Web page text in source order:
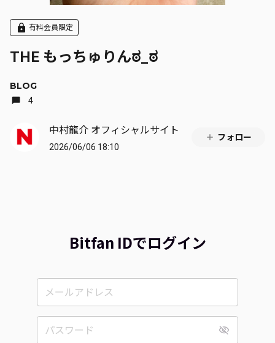
有料会員限定
THE もっちゅりんಠ_ಠ
BLOG
4
中村龍介 オフィシャルサイト
2026/06/06 18:10
フォロー
Bitfan IDでログイン